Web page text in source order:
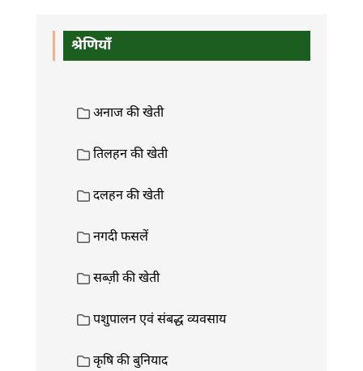
श्रेणियाँ
अनाज की खेती
तिलहन की खेती
दलहन की खेती
नगदी फसलें
सब्ज़ी की खेती
पशुपालन एवं संबद्ध व्यवसाय
कृषि की बुनियाद